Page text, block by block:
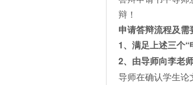
辩！
申请答辩流程及需
1、满足上述三个“
2、由导师向李老
导师在确认学生论